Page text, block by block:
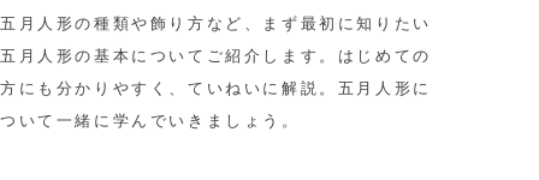
五月人形の種類や飾り方など、まず最初に知りたい
五月人形の基本についてご紹介します。はじめての
方にも分かりやすく、ていねいに解説。五月人形に
ついて一緒に学んでいきましょう。